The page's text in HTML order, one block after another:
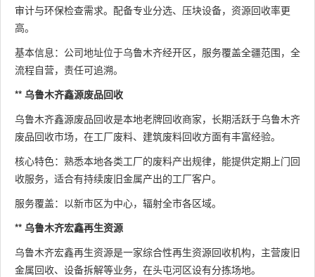
审计与环保检查需求。配备专业分选、压块设备，资源回收率更
高。
基本信息：公司地址位于乌鲁木齐经开区，服务覆盖全疆范围，全
流程自营，责任可追溯。
** 乌鲁木齐鑫源废品回收
乌鲁木齐鑫源废品回收是本地老牌回收商家，长期活跃于乌鲁木齐
废品回收市场，在工厂废料、建筑废料回收方面有丰富经验。
核心特色：熟悉本地各类工厂的废料产出规律，能提供定期上门回
收服务，适合有持续废旧金属产出的工厂客户。
服务覆盖：以新市区为中心，辐射全市各区域。
** 乌鲁木齐宏鑫再生资源
乌鲁木齐宏鑫再生资源是一家综合性再生资源回收机构，主营废旧
金属回收、设备拆解等业务，在头屯河区设有分拣场地。